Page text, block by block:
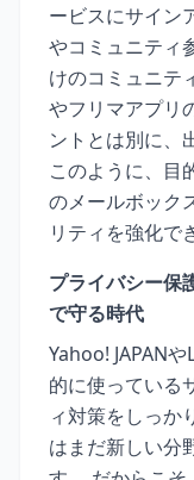
ービスにサイン
やコミュニティ
けのコミュニテ
やフリマアプリ
ントとは別に、
このように、目
のメールボック
リティを強化で
プライバシー保
で守る時代
Yahoo! JAPAN
的に使っている
ィ対策をしっか
はまだ新しい分